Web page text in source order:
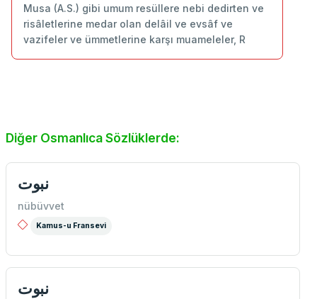
Musa (A.S.) gibi umum resüllere nebi dedirten ve
risâletlerine medar olan delâil ve evsâf ve
vazifeler ve ümmetlerine karşı muameleler, R
Diğer Osmanlıca Sözlüklerde:
نبوت
nübüvvet
Kamus-u Fransevi
نبوت